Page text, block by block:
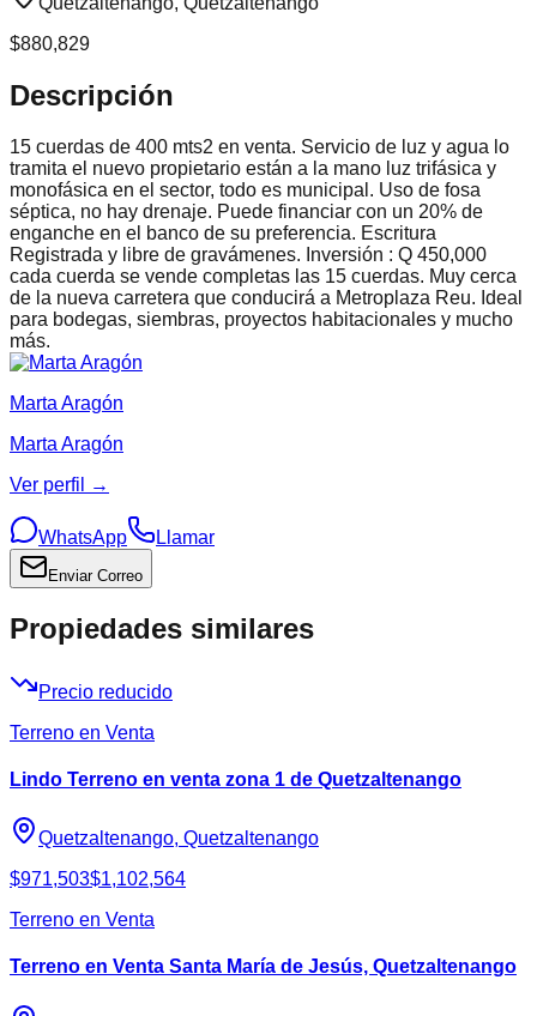
$880,829
Descripción
15 cuerdas de 400 mts2 en venta. Servicio de luz y agua lo
tramita el nuevo propietario están a la mano luz trifásica y
monofásica en el sector, todo es municipal. Uso de fosa
séptica, no hay drenaje. Puede financiar con un 20% de
enganche en el banco de su preferencia. Escritura
Registrada y libre de gravámenes. Inversión : Q 450,000
cada cuerda se vende completas las 15 cuerdas. Muy cerca
de la nueva carretera que conducirá a Metroplaza Reu. Ideal
para bodegas, siembras, proyectos habitacionales y mucho
más.
Marta Aragón
Marta Aragón
Ver perfil →
WhatsApp Llamar
Enviar Correo
Propiedades similares
Precio reducido
Terreno en Venta
Lindo Terreno en venta zona 1 de Quetzaltenango
Quetzaltenango, Quetzaltenango
$971,503$1,102,564
Terreno en Venta
Terreno en Venta Santa María de Jesús, Quetzaltenango